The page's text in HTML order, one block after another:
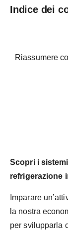
Indice dei
Riassumere
Scopri i
refrigerazione
Imparare
la nostra
per svilupparla